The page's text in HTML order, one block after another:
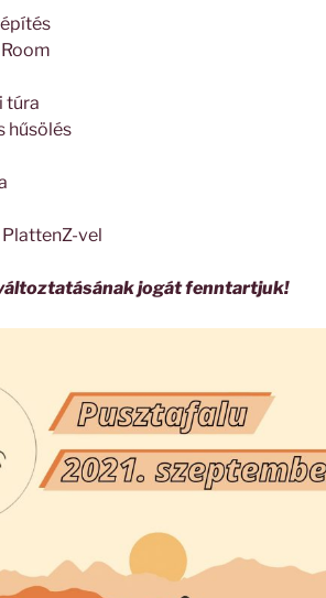
túra
hűsölés
vel
jogát fenntartjuk!